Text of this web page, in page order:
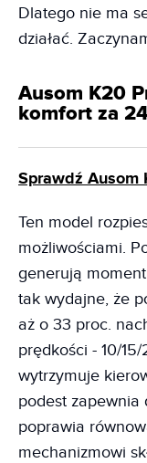
Dlatego nie ma
działać.
Ausom K20
komfort za
Sprawdź Ausom
Ten model
możliwościami.
generują
tak wydajne, że
aż o 33 proc.
prędkości - 10/
wytrzymuje
podest zapewnia
poprawia
mechanizmowi